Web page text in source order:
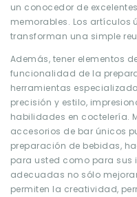
un conocedor de
memorables. Los artículos
transforman una simple
Además, tener elementos
funcionalidad de la
herramientas
precisión y estilo,
habilidades en coctelería.
accesorios de bar únicos
preparación de bebidas,
para usted como para sus
adecuadas no sólo
permiten la creatividad,